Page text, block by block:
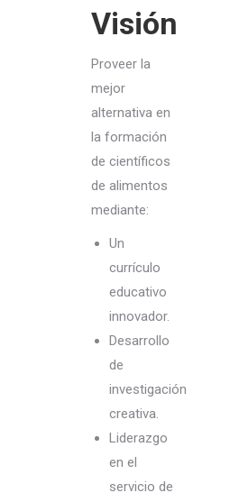
Visión
Proveer la
mejor
alternativa en
la formación
de científicos
de alimentos
mediante:
Un
currículo
educativo
innovador.
Desarrollo
de
investigación
creativa.
Liderazgo
en el
servicio de